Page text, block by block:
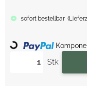
sofort bestellbar (
Stk
Loading...